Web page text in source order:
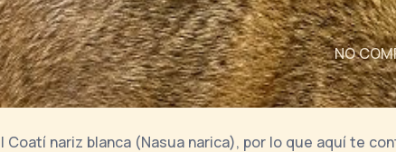
NO
nariz blanca (Nasua narica), por lo que aquí te